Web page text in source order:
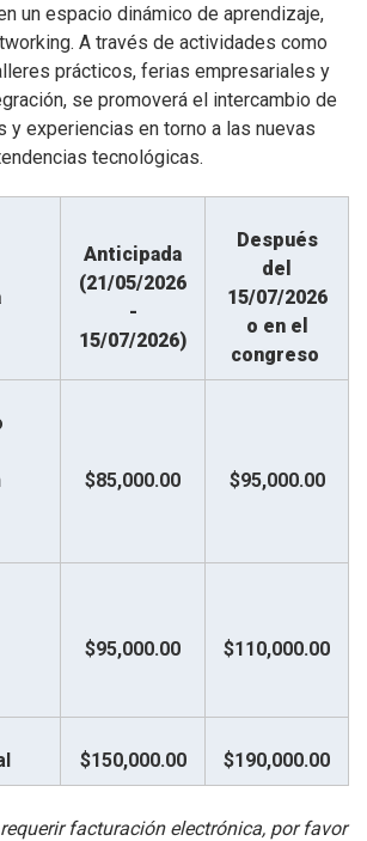
un espacio dinámico de aprendizaje,
A través de actividades como
prácticos, ferias empresariales y
se promoverá el intercambio de
y experiencias en torno a las nuevas
tecnológicas.
Anticipada
(21/05/2026
-
15/07/2026)
Después
del
15/07/2026
o en el
congreso
$85,000.00 $95,000.00
$95,000.00 $110,000.00
$150,000.00 $190,000.00
facturación electrónica, por favor